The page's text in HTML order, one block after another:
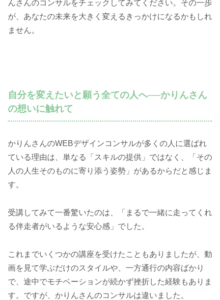
んさんのコンサルをチェックしてみてください。その一歩
が、あなたの未来を大きく変えるきっかけになるかもしれ
ません。
自分を変えたいと願う全ての人へ──かりんさん
の想いに触れて
かりんさんのWEBデザインコンサルが多くの人に選ばれ
ている理由は、単なる「スキルの提供」ではなく、「その
人の人生そのものに寄り添う姿勢」があるからだと感じま
す。
受講してみて一番驚いたのは、「まるで一緒に走ってくれ
る伴走者がいるような安心感」でした。
これまでいくつかの講座を受けたこともありましたが、動
画を見て学ぶだけのスタイルや、一方通行の内容ばかり
で、途中でモチベーションが続かず挫折した経験もありま
す。ですが、かりんさんのコンサルは違いました。